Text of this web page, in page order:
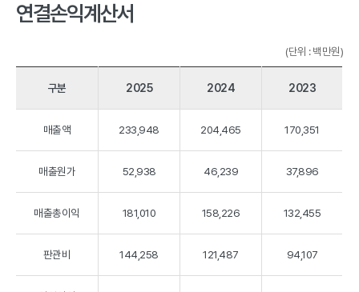
연결손익계산서
(단위 : 백만원)
구분 2025 2024 2023
매출액 233,948 204,465 170,351
매출원가 52,938 46,239 37,896
매출총이익 181,010 158,226 132,455
판관비 144,258 121,487 94,107